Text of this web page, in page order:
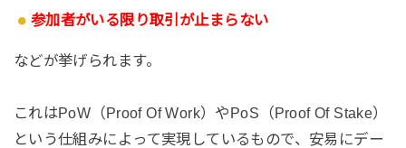
参加者がいる限り取引が止まらない
などが挙げられます。
これはPoW（Proof Of Work）やPoS（Proof Of Stake）
という仕組みによって実現しているもので、安易にデー